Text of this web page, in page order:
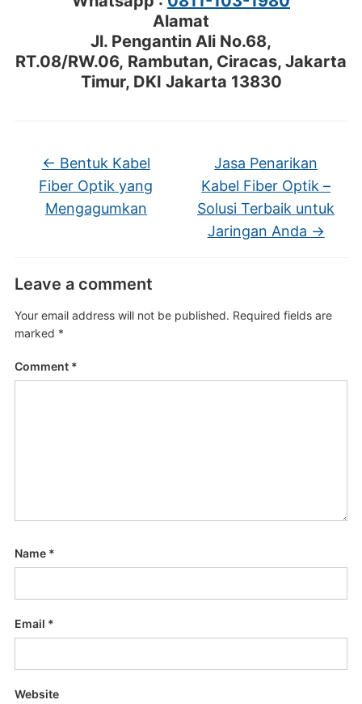
Alamat
Jl. Pengantin Ali No.68,
RT.08/RW.06, Rambutan, Ciracas, Jakarta
Timur, DKI Jakarta 13830
← Bentuk Kabel
Fiber Optik yang
Mengagumkan
Jasa Penarikan
Kabel Fiber Optik –
Solusi Terbaik untuk
Jaringan Anda →
Leave a comment
Your email address will not be published. Required fields are
marked *
Comment *
Name *
Email *
Website